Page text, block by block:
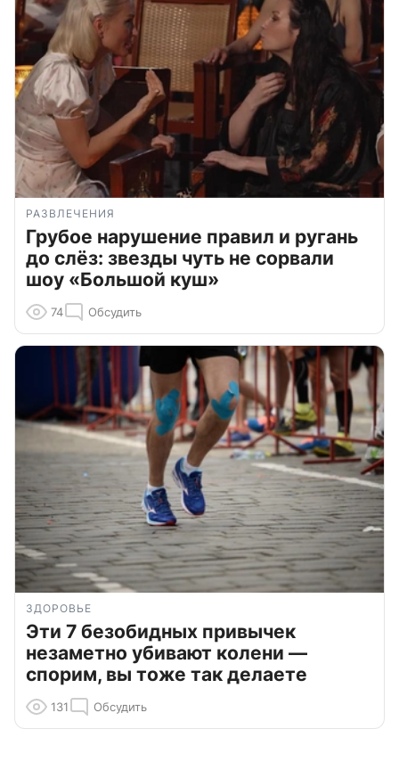
РАЗВЛЕЧЕНИЯ
Грубое нарушение правил и ругань
до слёз: звезды чуть не сорвали
шоу «Большой куш»
74 Обсудить
ЗДОРОВЬЕ
Эти 7 безобидных привычек
незаметно убивают колени —
спорим, вы тоже так делаете
131 Обсудить